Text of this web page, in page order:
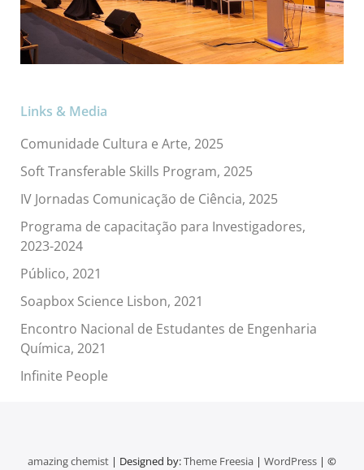
Links & Media
Comunidade Cultura e Arte, 2025
Soft Transferable Skills Program, 2025
IV Jornadas Comunicação de Ciência, 2025
Programa de capacitação para Investigadores,
2023-2024
Público, 2021
Soapbox Science Lisbon, 2021
Encontro Nacional de Estudantes de Engenharia
Química, 2021
Infinite People
amazing chemist| Designed by:Theme Freesia| WordPress| ©